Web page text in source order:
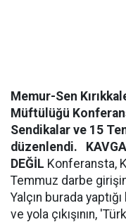
Memur-Sen
Müftülüğü
Sendikalar ve 15
düzenlendi.
DEĞİL Konferansta,
Temmuz darbe
Yalçın burada
ve yola çıkışının,